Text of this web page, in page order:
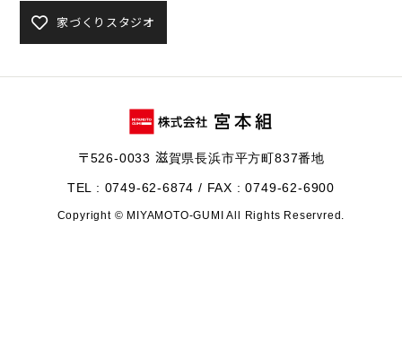
家づくりスタジオ
〒526-0033 滋賀県長浜市平方町837番地
TEL : 0749-62-6874 / FAX : 0749-62-6900
Copyright © MIYAMOTO-GUMI All Rights Reservred.